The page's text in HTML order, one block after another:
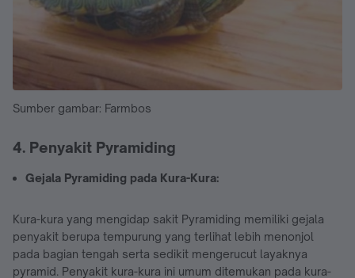
Sumber gambar: Farmbos
4. Penyakit Pyramiding
Gejala Pyramiding pada Kura-Kura:
Kura-kura yang mengidap sakit Pyramiding memiliki gejala
penyakit berupa tempurung yang terlihat lebih menonjol
pada bagian tengah serta sedikit mengerucut layaknya
pyramid. Penyakit kura-kura ini umum ditemukan pada kura-